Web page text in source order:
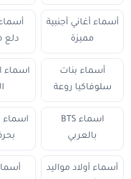
أسماء أغاني أجنبية
مميزة
أسماء بنات
سلوفاكيا روعة
اسماء
اسماء BTS
بالعربي
أسماء أولاد مواليد